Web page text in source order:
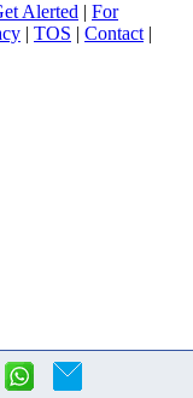
Alerted
For
TOS Contact|